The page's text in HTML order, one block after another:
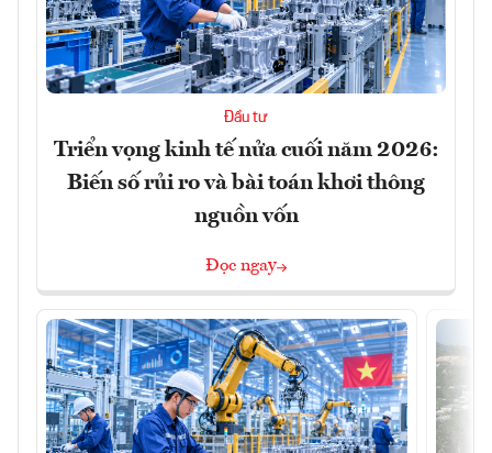
Đầu tư
Triển vọng kinh tế nửa cuối năm 2026:
Biến số rủi ro và bài toán khơi thông
nguồn vốn
Đọc ngay